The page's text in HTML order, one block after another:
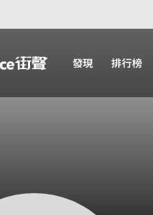
發現 排行榜